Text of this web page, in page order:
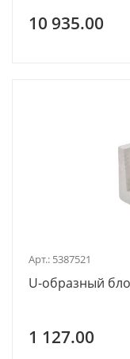
10 935.00
Арт.: 5387521
U-образный
1 127.00